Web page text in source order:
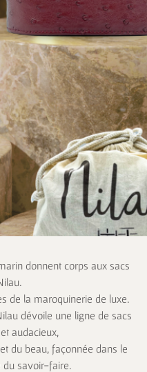
donnent corps aux sacs
de la maroquinerie de luxe.
dévoile une ligne de sacs
audacieux,
du beau, façonnée dans le
savoir-faire.